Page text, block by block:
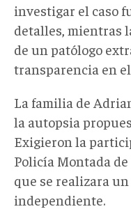
investigar el caso
detalles, mientras
de un patólogo
transparencia en
La familia de
la autopsia
Exigieron la
Policía Montada
que se realizara
independiente.